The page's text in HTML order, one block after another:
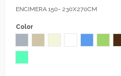
ENCIMERA 150- 230X270CM
Color